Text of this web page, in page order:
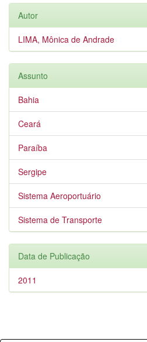
Autor
LIMA, Mônica de Andrade
Assunto
Bahia
Ceará
Paraíba
Sergipe
Sistema Aeroportuário
Sistema de Transporte
Data de Publicação
2011